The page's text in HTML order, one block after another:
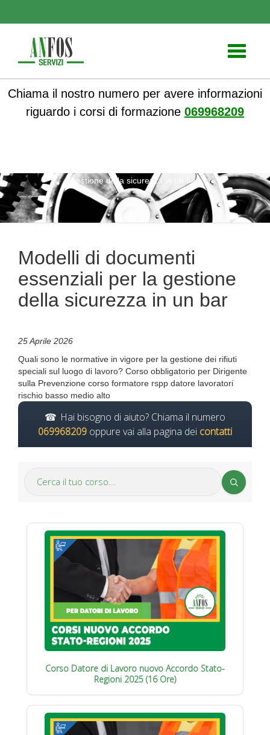
Toggle
Chiama il nostro numero per avere informazioni
riguardo i corsi di formazione 069968209
gestione della sicurezza in un bar
Modelli di documenti
essenziali per la gestione
della sicurezza in un bar
25 Aprile 2026
Quali sono le normative in vigore per la gestione dei rifiuti
speciali sul luogo di lavoro? Corso obbligatorio per Dirigente
sulla Prevenzione corso formatore rspp datore lavoratori
rischio basso medio alto
Hai bisogno di aiuto? Chiama il numero
069968209 oppure vai alla pagina dei contatti
Corso Datore di Lavoro nuovo Accordo Stato-
Regioni 2025 (16 Ore)